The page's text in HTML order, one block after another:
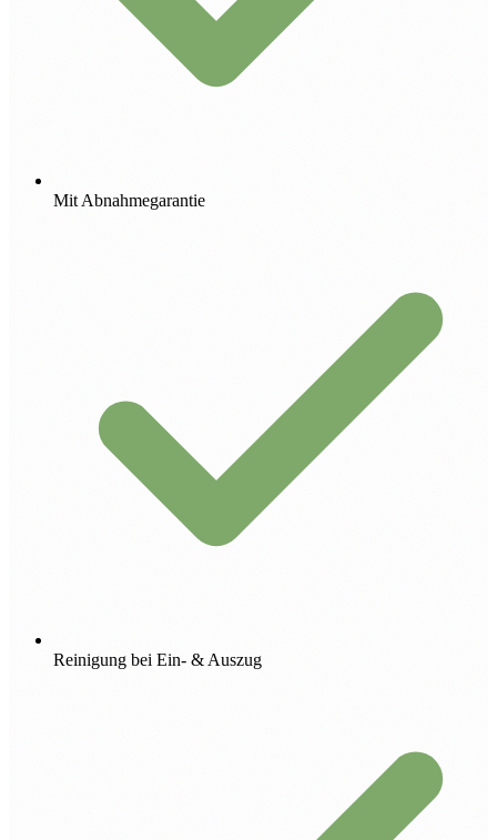
Mit Abnahmegarantie
Reinigung bei Ein- & Auszug